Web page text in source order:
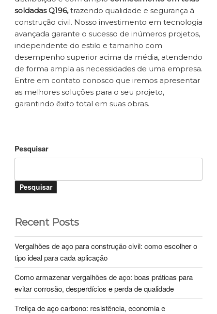
soldadas Q196,trazendo qualidade e segurança à
construção civil. Nosso investimento em tecnologia
avançada garante o sucesso de inúmeros projetos,
independente do estilo e tamanho com
desempenho superior acima da média, atendendo
de forma ampla as necessidades de uma empresa.
Entre em contato conosco que iremos apresentar
as melhores soluções para o seu projeto,
garantindo êxito total em suas obras.
Pesquisar
Pesquisar
Recent Posts
Vergalhões de aço para construção civil: como escolher o
tipo ideal para cada aplicação
Como armazenar vergalhões de aço: boas práticas para
evitar corrosão, desperdícios e perda de qualidade
Treliça de aço carbono: resistência, economia e